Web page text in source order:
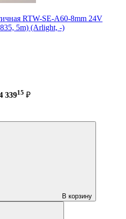
RTW-SE-A60-8mm 24V
5m) (Arlight, -)
33915 ₽
В корзину